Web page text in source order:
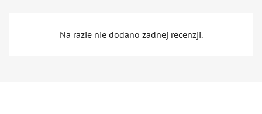
Na razie nie dodano żadnej recenzji.